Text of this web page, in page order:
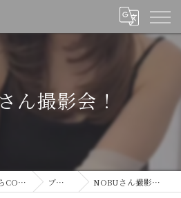
ん撮影会！
福岡県北九州の美容室ならCODY ブログ NOBUさん撮影会！